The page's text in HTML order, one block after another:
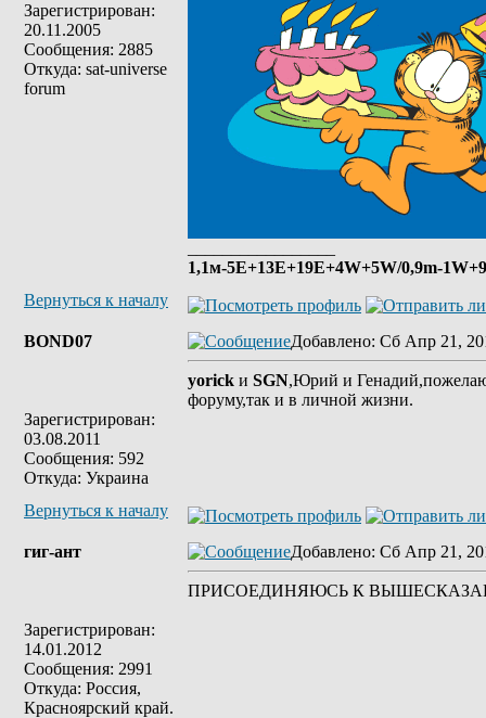
Зарегистрирован:
20.11.2005
Сообщения: 2885
Откуда: sat-universe
forum
1,1м-5E+13E+19Е+4W+5W/0,9m-
Вернуться к началу
BOND07
Зарегистрирован:
03.08.2011
Сообщения: 592
Откуда: Украина
Добавлено: Сб Апр 21,
yorick и SGN,Юрий и Генадий,пожелаю
форуму,так и в личной жизни.
Вернуться к началу
гиг-ант
Зарегистрирован:
14.01.2012
Сообщения: 2991
Откуда: Россия,
Красноярский край.
Добавлено: Сб Апр 21,
ПРИСОЕДИНЯЮСЬ К